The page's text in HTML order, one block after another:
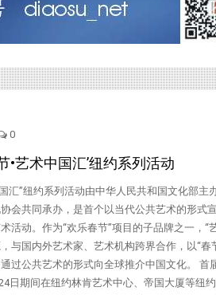
0
•艺术中国汇’纽约系列活动
汇”纽约系列活动由中华人民共和国文化部主
会共同承办，是首个以当代公共艺术的形式
活动。作为“欢乐春节”项目的子品牌之一，“
与国内外艺术家、艺术机构跨界合作，以“春
过公共艺术的形式向全球推介中国文化。 首
日期间在纽约林肯艺术中心、帝国大厦等纽约